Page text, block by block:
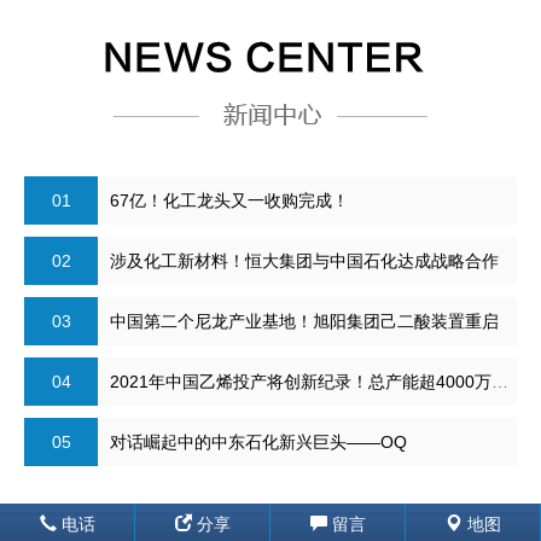
01 67亿！化工龙头又一收购完成！
02 涉及化工新材料！恒大集团与中国石化达成战略合作
03 中国第二个尼龙产业基地！旭阳集团己二酸装置重启
04 2021年中国乙烯投产将创新纪录！总产能超4000万吨！
05 对话崛起中的中东石化新兴巨头——OQ
电话 分享 留言 地图